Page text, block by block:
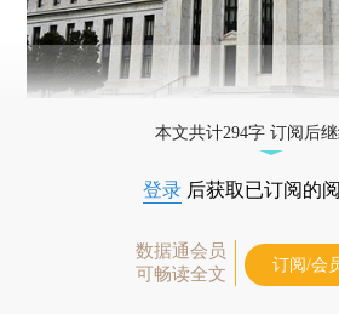
本文共计294字 订阅后
登录 后获取已订阅的
数据通会员
可畅读全文
订阅/会